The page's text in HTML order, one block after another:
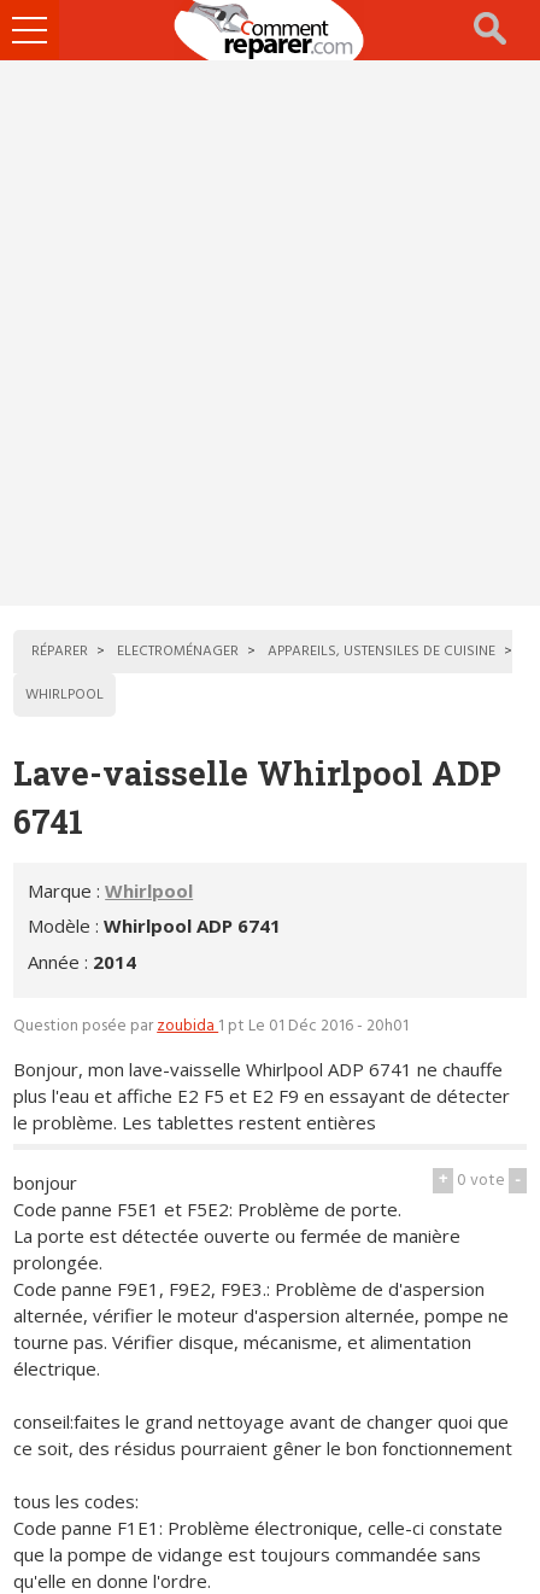
Ouvrir
le
RÉPARER ELECTROMÉNAGER
APPAREILS, USTENSILES DE CUISINE
WHIRLPOOL
Lave-vaisselle Whirlpool ADP
6741
Marque :Whirlpool
Modèle :Whirlpool ADP 6741
Année : 2014
Question posée parzoubida1 pt Le 01 Déc 2016 - 20h01
Bonjour, mon lave-vaisselle Whirlpool ADP 6741 ne chauffe
plus l'eau et affiche E2 F5 et E2 F9 en essayant de détecter
le problème. Les tablettes restent entières
+ 0vote -
bonjour
Code panne F5E1 et F5E2: Problème de porte.
La porte est détectée ouverte ou fermée de manière
prolongée.
Code panne F9E1, F9E2, F9E3.: Problème de d'aspersion
alternée, vérifier le moteur d'aspersion alternée, pompe ne
tourne pas. Vérifier disque, mécanisme, et alimentation
électrique.
conseil:faites le grand nettoyage avant de changer quoi que
ce soit, des résidus pourraient gêner le bon fonctionnement
tous les codes:
Code panne F1E1: Problème électronique, celle-ci constate
que la pompe de vidange est toujours commandée sans
qu'elle en donne l'ordre.